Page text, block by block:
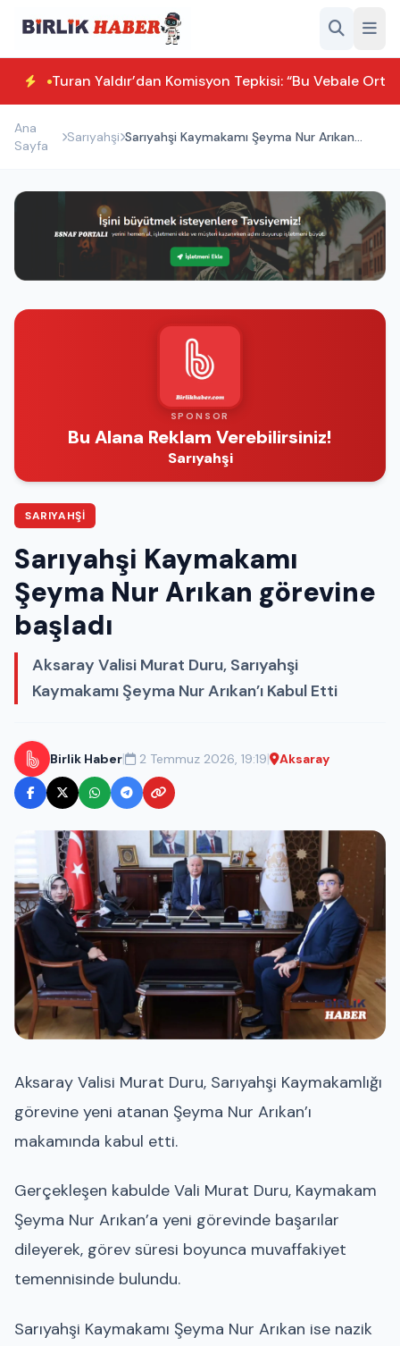
Turan Yaldır’dan Komisyon Tepkisi: “Bu Vebale
Ana
Sayfa
Sarıyahşi Sarıyahşi Kaymakamı Şeyma Nur Arıkan
SPONSOR
Bu Alana Reklam Verebilirsiniz!
Sarıyahşi
SARIYAHŞI
Sarıyahşi Kaymakamı
Şeyma Nur Arıkan görevine
başladı
Aksaray Valisi Murat Duru, Sarıyahşi
Kaymakamı Şeyma Nur Arıkan’ı Kabul Etti
Birlik Haber| 2 Temmuz 2026, 19:19| Aksaray
Aksaray Valisi Murat Duru, Sarıyahşi Kaymakamlığı
görevine yeni atanan Şeyma Nur Arıkan’ı
makamında kabul etti.
Gerçekleşen kabulde Vali Murat Duru, Kaymakam
Şeyma Nur Arıkan’a yeni görevinde başarılar
dileyerek, görev süresi boyunca muvaffakiyet
temennisinde bulundu.
Sarıyahşi Kaymakamı Şeyma Nur Arıkan ise nazik